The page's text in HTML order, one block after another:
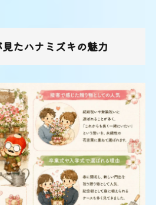
たハナミズキの魅力